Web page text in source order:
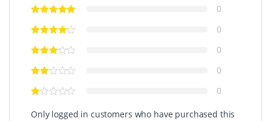
0
0
0
0
0
Only logged in customers who have purchased this